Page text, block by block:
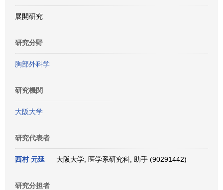
展開研究
研究分野
胸部外科学
研究機関
大阪大学
研究代表者
西村 元延 大阪大学, 医学系研究科, 助手 (90291442)
研究分担者